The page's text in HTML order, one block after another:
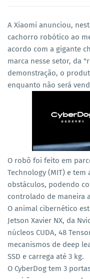
A Xiaomi anunciou,
cachorro robótico ao
acordo com a gigante
marca nesse setor, da
demonstração, o
enquanto não será
O robô foi feito em
Technology (MIT) e
obstáculos, podendo
controlado de maneira
O animal cibernético
Jetson Xavier NX, da
núcleos CUDA, 48
mecanismos de deep
SSD e carrega até 3 kg.
O CyberDog tem 3